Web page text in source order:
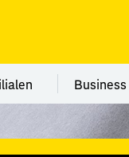
Services
Menü Kategorie
Business